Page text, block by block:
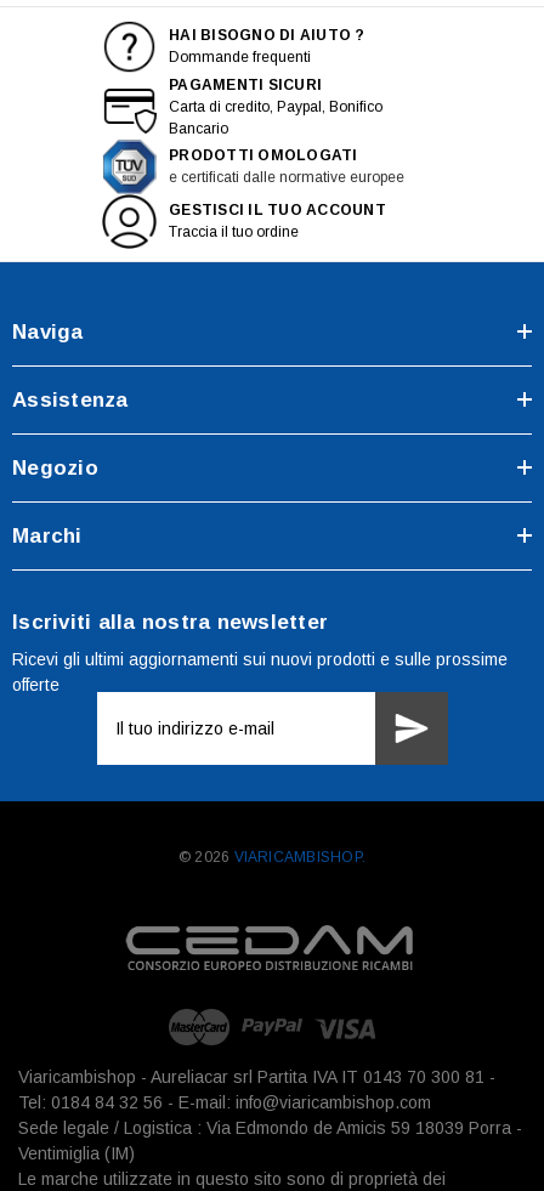
HAI BISOGNO DI AIUTO ?
Dommande frequenti
PAGAMENTI SICURI
Carta di credito, Paypal, Bonifico
Bancario
PRODOTTI OMOLOGATI
e certificati dalle normative europee
GESTISCI IL TUO ACCOUNT
Traccia il tuo ordine
Naviga
Assistenza
Negozio
Marchi
Iscriviti alla nostra newsletter
Ricevi gli ultimi aggiornamenti sui nuovi prodotti e sulle prossime
offerte
mail
© 2026 VIARICAMBISHOP.
Viaricambishop - Aureliacar srl Partita IVA IT 0143 70 300 81 -
Tel: 0184 84 32 56 - E-mail: info@viaricambishop.com
Sede legale / Logistica : Via Edmondo de Amicis 59 18039 Porra -
Ventimiglia (IM)
Le marche utilizzate in questo sito sono di proprietà dei